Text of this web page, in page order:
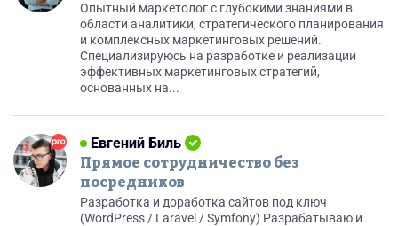
Опытный маркетолог с глубокими знаниями в
области аналитики, стратегического планирования
и комплексных маркетинговых решений.
Специализируюсь на разработке и реализации
эффективных маркетинговых стратегий,
основанных на...
Евгений Биль
Прямое сотрудничество без
посредников
Разработка и доработка сайтов под ключ
(WordPress / Laravel / Symfony) Разрабатываю и